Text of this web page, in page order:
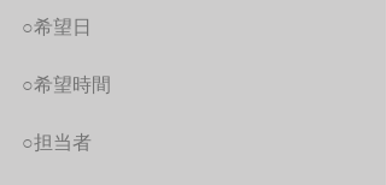
○希望日
○希望時間
○担当者